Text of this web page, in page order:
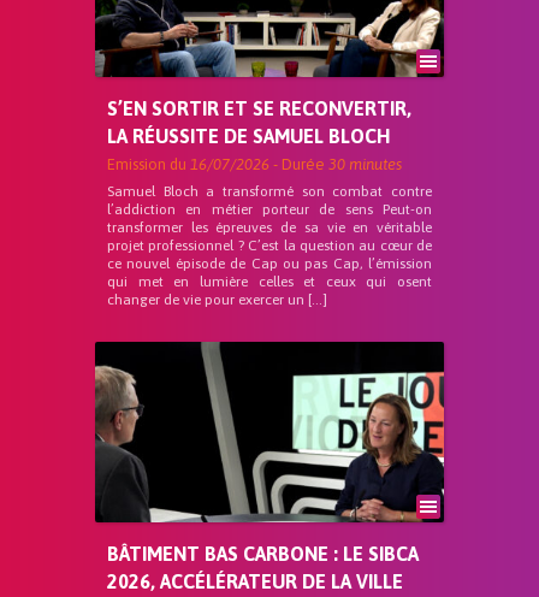
S’EN SORTIR ET SE RECONVERTIR,
LA RÉUSSITE DE SAMUEL BLOCH
Emission du 16/07/2026 - Durée 30 minutes
Samuel Bloch a transformé son combat contre
l’addiction en métier porteur de sens Peut-on
transformer les épreuves de sa vie en véritable
projet professionnel ? C’est la question au cœur de
ce nouvel épisode de Cap ou pas Cap, l’émission
qui met en lumière celles et ceux qui osent
changer de vie pour exercer un […]
BÂTIMENT BAS CARBONE : LE SIBCA
2026, ACCÉLÉRATEUR DE LA VILLE